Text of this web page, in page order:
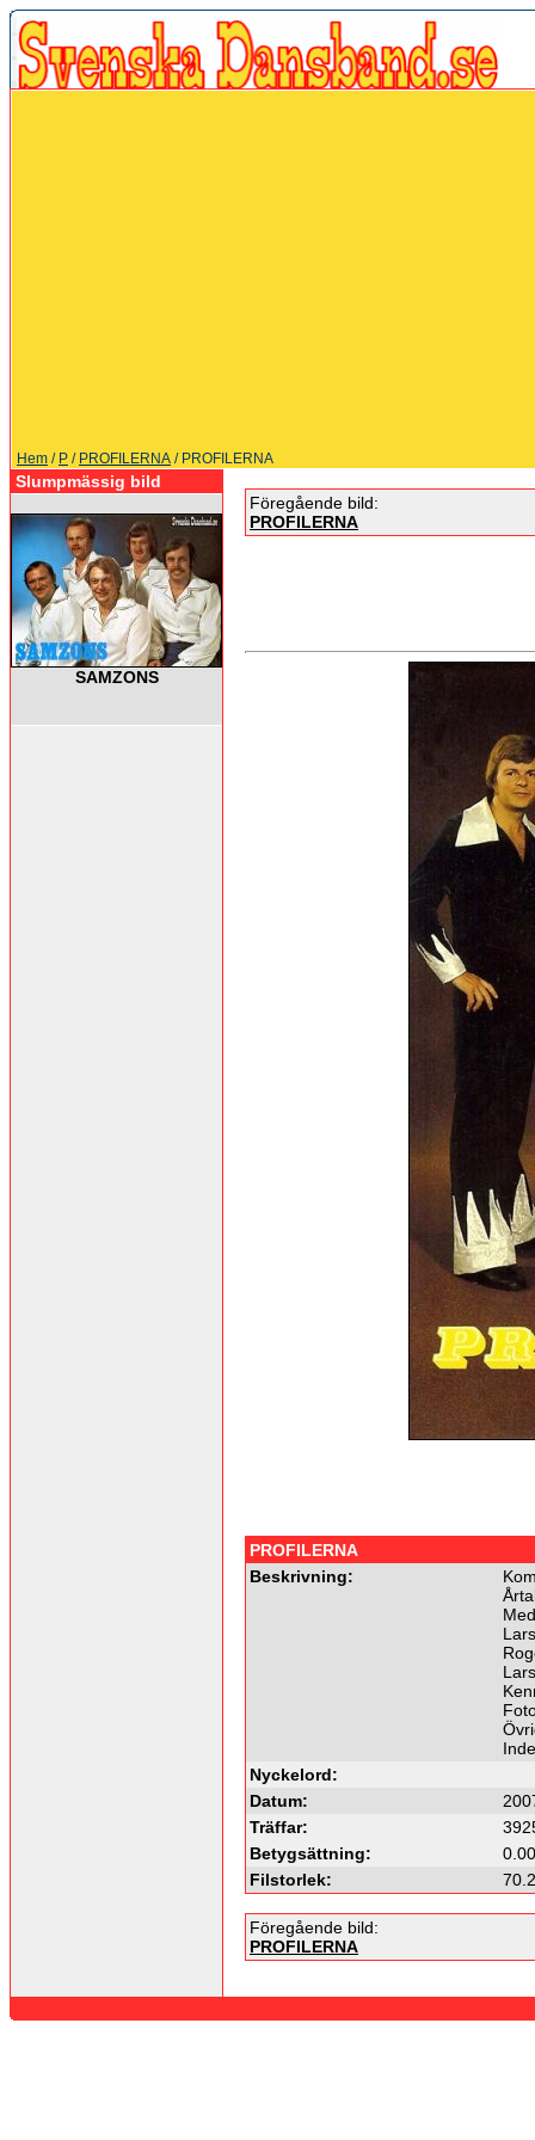
Hem / P / PROFILERNA / PROFILERNA
Slumpmässig bild
SAMZONS
Föregående bild:
PROFILERNA
PROFILERNA
Beskrivning:
Nyckelord:
Datum:
Träffar:
Betygsättning:
Filstorlek:
Föregående bild:
PROFILERNA